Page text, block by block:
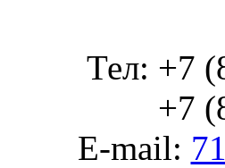
Тел: +7
+7
E-mail: